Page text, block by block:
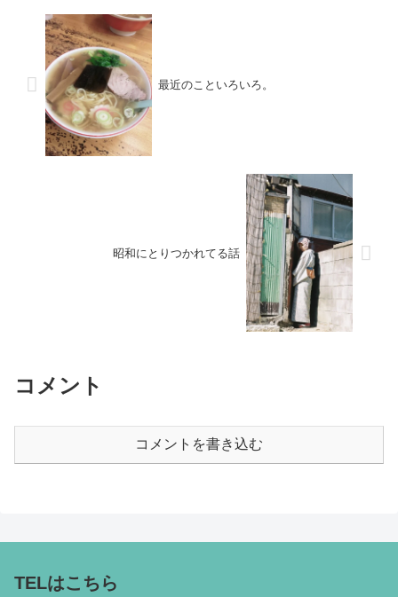
最近のこといろいろ。
昭和にとりつかれてる話
コメント
コメントを書き込む
TELはこちら